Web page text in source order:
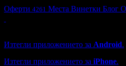
Оферти 4261 Места Винетки Блог
Изтегли приложението за Android.
Изтегли приложението за iPhone.